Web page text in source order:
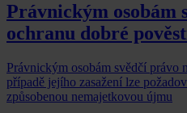
Právnickým osobám
ochranu dobré
Právnickým osobám svědčí právo
případě jejího zasažení lze
způsobenou nemajetkovou újmu